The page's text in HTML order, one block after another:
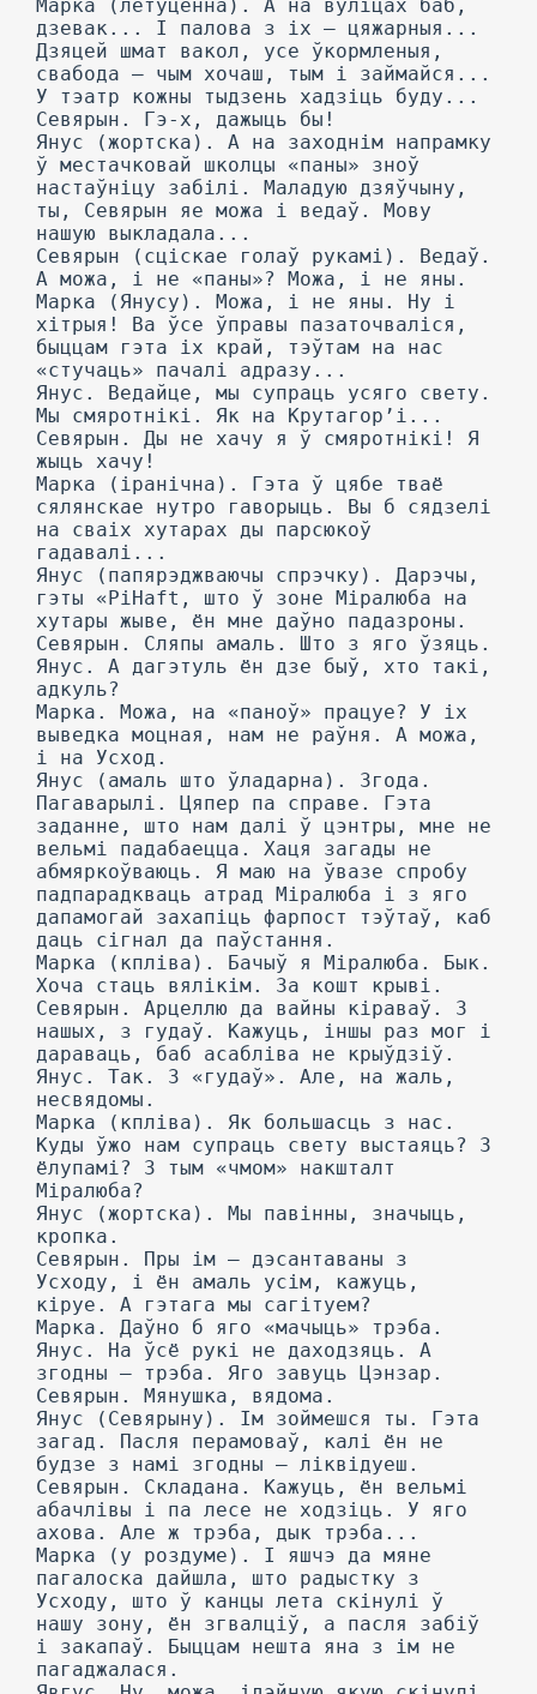
Марка (летуценна). А на вуліцах баб,
дзевак... I палова з іх — цяжарныя...
Дзяцей шмат вакол, усе ўкормленыя,
свабода — чым хочаш, тым і займайся...
У тэатр кожны тыдзень хадзіць буду...
Севярын. Гэ-х, дажыць бы!
Янус (жортска). А на заходнім напрамку
ў местачковай школцы «паны» зноў
настаўніцу забілі. Маладую дзяўчыну,
ты, Севярын яе можа і ведаў. Мову
нашую выкладала...
Севярын (сціскае голаў рукамі). Ведаў.
А можа, і не «паны»? Можа, і не яны.
Марка (Янусу). Можа, і не яны. Ну і
хітрыя! Ва ўсе ўправы пазаточваліся,
быццам гэта іх край, тэўтам на нас
«стучаць» пачалі адразу...
Янус. Ведайце, мы супраць усяго свету.
Мы смяротнікі. Як на Крутагор’і...
Севярын. Ды не хачу я ў смяротнікі! Я
жыць хачу!
Марка (іранічна). Гэта ў цябе тваё
сялянскае нутро гаворыць. Вы б сядзелі
на сваіх хутарах ды парсюкоў
гадавалі...
Янус (папярэджваючы спрэчку). Дарэчы,
гэты «PiHaft, што ў зоне Міралюба на
хутары жыве, ён мне даўно падазроны.
Севярын. Сляпы амаль. Што з яго ўзяць.
Янус. А дагэтуль ён дзе быў, хто такі,
адкуль?
Марка. Можа, на «паноў» працуе? У іх
выведка моцная, нам не раўня. А можа,
і на Усход.
Янус (амаль што ўладарна). Згода.
Пагаварылі. Цяпер па справе. Гэта
заданне, што нам далі ў цэнтры, мне не
вельмі падабаецца. Хаця загады не
абмяркоўваюць. Я маю на ўвазе спробу
падпарадкваць атрад Міралюба і з яго
дапамогай захапіць фарпост тэўтаў, каб
даць сігнал да паўстання.
Марка (кпліва). Бачыў я Міралюба. Бык.
Хоча стаць вялікім. За кошт крыві.
Севярын. Арцеллю да вайны кіраваў. 3
нашых, з гудаў. Кажуць, іншы раз мог і
дараваць, баб асабліва не крыўдзіў.
Янус. Так. 3 «гудаў». Але, на жаль,
несвядомы.
Марка (кпліва). Як большасць з нас.
Куды ўжо нам супраць свету выстаяць? 3
ёлупамі? 3 тым «чмом» накшталт
Міралюба?
Янус (жортска). Мы павінны, значыць,
кропка.
Севярын. Пры ім — дэсантаваны з
Усходу, і ён амаль усім, кажуць,
кіруе. А гэтага мы сагітуем?
Марка. Даўно б яго «мачыць» трэба.
Янус. На ўсё рукі не даходзяць. А
згодны — трэба. Яго завуць Цэнзар.
Севярын. Мянушка, вядома.
Янус (Севярыну). Ім зоймешся ты. Гэта
загад. Пасля перамоваў, калі ён не
будзе з намі згодны — ліквідуеш.
Севярын. Складана. Кажуць, ён вельмі
абачлівы і па лесе не ходзіць. У яго
ахова. Але ж трэба, дык трэба...
Марка (у роздуме). I яшчэ да мяне
пагалоска дайшла, што радыстку з
Усходу, што ў канцы лета скінулі ў
нашу зону, ён згвалціў, а пасля забіў
і закапаў. Быццам нешта яна з ім не
пагаджалася.